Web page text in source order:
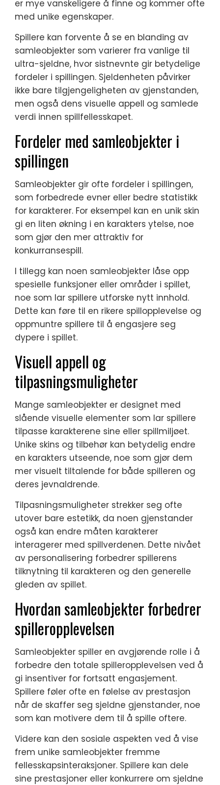
er mye vanskeligere å finne og kommer ofte
med unike egenskaper.
Spillere kan forvente å se en blanding av
samleobjekter som varierer fra vanlige til
ultra-sjeldne, hvor sistnevnte gir betydelige
fordeler i spillingen. Sjeldenheten påvirker
ikke bare tilgjengeligheten av gjenstanden,
men også dens visuelle appell og samlede
verdi innen spillfellesskapet.
Fordeler med samleobjekter i
spillingen
Samleobjekter gir ofte fordeler i spillingen,
som forbedrede evner eller bedre statistikk
for karakterer. For eksempel kan en unik skin
gi en liten økning i en karakters ytelse, noe
som gjør den mer attraktiv for
konkurransespill.
I tillegg kan noen samleobjekter låse opp
spesielle funksjoner eller områder i spillet,
noe som lar spillere utforske nytt innhold.
Dette kan føre til en rikere spillopplevelse og
oppmuntre spillere til å engasjere seg
dypere i spillet.
Visuell appell og
tilpasningsmuligheter
Mange samleobjekter er designet med
slående visuelle elementer som lar spillere
tilpasse karakterene sine eller spillmiljøet.
Unike skins og tilbehør kan betydelig endre
en karakters utseende, noe som gjør dem
mer visuelt tiltalende for både spilleren og
deres jevnaldrende.
Tilpasningsmuligheter strekker seg ofte
utover bare estetikk, da noen gjenstander
også kan endre måten karakterer
interagerer med spillverdenen. Dette nivået
av personalisering forbedrer spillerens
tilknytning til karakteren og den generelle
gleden av spillet.
Hvordan samleobjekter forbedrer
spilleropplevelsen
Samleobjekter spiller en avgjørende rolle i å
forbedre den totale spilleropplevelsen ved å
gi insentiver for fortsatt engasjement.
Spillere føler ofte en følelse av prestasjon
når de skaffer seg sjeldne gjenstander, noe
som kan motivere dem til å spille oftere.
Videre kan den sosiale aspekten ved å vise
frem unike samleobjekter fremme
fellesskapsinteraksjoner. Spillere kan dele
sine prestasjoner eller konkurrere om sjeldne